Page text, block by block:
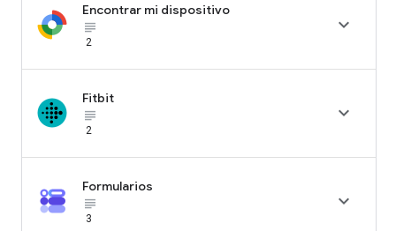
Encontrar mi dispositivo
subject_black
2

Fitbit
subject_black
2

Formularios
subject_black
3
